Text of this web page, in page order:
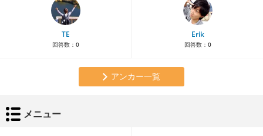
TE
回答数： 0
Erik
回答数： 0
アンカー一覧
メニュー